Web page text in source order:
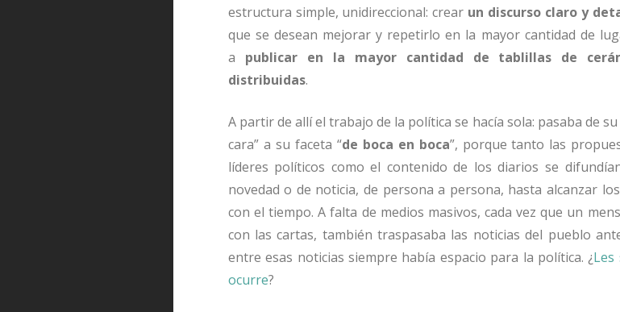
estructura simple, unidireccional: crear un discurso claro y
que se desean mejorar y repetirlo en la mayor cantidad de
a publicar en la mayor cantidad de tablillas de
distribuidas.
A partir de allí el trabajo de la política se hacía sola: pasaba de
cara” a su faceta “de boca en boca”, porque tanto las
líderes políticos como el contenido de los diarios se
novedad o de noticia, de persona a persona, hasta alcanzar
con el tiempo. A falta de medios masivos, cada vez que un
con las cartas, también traspasaba las noticias del pueblo
entre esas noticias siempre había espacio para la política. ¿Les
ocurre?